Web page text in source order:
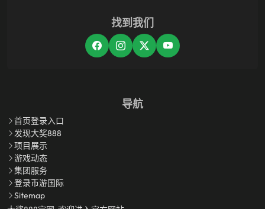
找到我们
导航
首页登录入口
发现大奖888
项目展示
游戏动态
集团服务
登录币游国际
Sitemap